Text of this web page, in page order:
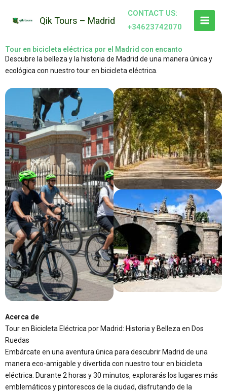
Qik Tours – Madrid
CONTACT US:
+34623742070
Tour en bicicleta eléctrica por el Madrid con encanto
Descubre la belleza y la historia de Madrid de una manera única y
ecológica con nuestro tour en bicicleta eléctrica.
Acerca de
Tour en Bicicleta Eléctrica por Madrid: Historia y Belleza en Dos
Ruedas
Embárcate en una aventura única para descubrir Madrid de una
manera eco-amigable y divertida con nuestro tour en bicicleta
eléctrica. Durante 2 horas y 30 minutos, explorarás los lugares más
emblemáticos y pintorescos de la ciudad, disfrutando de la